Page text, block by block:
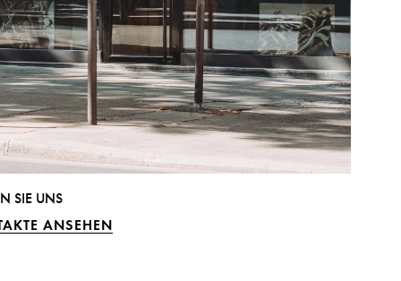
SIE UNS
ANSEHEN